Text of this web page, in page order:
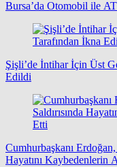
Bursa’da Otomobil ile
Şişli’de İntihar İçin Üst
Edildi
Cumhurbaşkanı
Hayatını Kaybedenlerin